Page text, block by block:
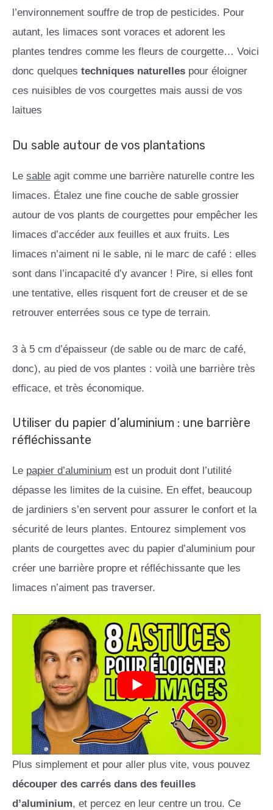
l’environnement souffre de trop de pesticides. Pour
autant, les limaces sont voraces et adorent les
plantes tendres comme les fleurs de courgette… Voici
donc quelques techniques naturelles pour éloigner
ces nuisibles de vos courgettes mais aussi de vos
laitues
Du sable autour de vos plantations
Le sable agit comme une barrière naturelle contre les
limaces. Étalez une fine couche de sable grossier
autour de vos plants de courgettes pour empêcher les
limaces d’accéder aux feuilles et aux fruits. Les
limaces n’aiment ni le sable, ni le marc de café : elles
sont dans l’incapacité d’y avancer ! Pire, si elles font
une tentative, elles risquent fort de creuser et de se
retrouver enterrées sous ce type de terrain.
3 à 5 cm d’épaisseur (de sable ou de marc de café,
donc), au pied de vos plantes : voilà une barrière très
efficace, et très économique.
Utiliser du papier d’aluminium : une barrière
réfléchissante
Le papier d’aluminium est un produit dont l’utilité
dépasse les limites de la cuisine. En effet, beaucoup
de jardiniers s’en servent pour assurer le confort et la
sécurité de leurs plantes. Entourez simplement vos
plants de courgettes avec du papier d’aluminium pour
créer une barrière propre et réfléchissante que les
limaces n’aiment pas traverser.
Plus simplement et pour aller plus vite, vous pouvez
découper des carrés dans des feuilles
d’aluminium, et percez en leur centre un trou. Ce